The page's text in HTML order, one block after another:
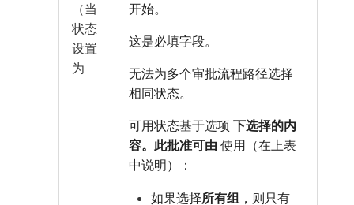
（当
状态
设置
为
开始。
这是必填字段。
无法为多个审批流程路径选择
相同状态。
可用状态基于选项 下选择的内
容。此批准可由 使用（在上表
中说明）：
如果选择所有组 ，则只有